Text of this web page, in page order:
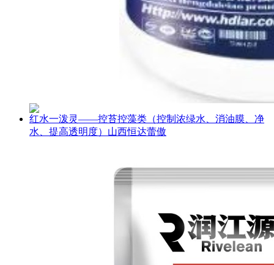
红水一泼灵——控苔控藻类（控制浓绿水、消油膜、净
水、提高透明度）山西恒达蕾傲